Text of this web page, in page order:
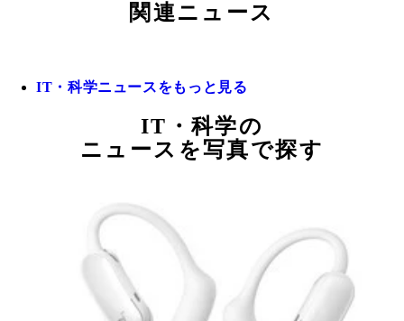
関連ニュース
IT・科学ニュースをもっと見る
IT・科学の
ニュースを写真で探す